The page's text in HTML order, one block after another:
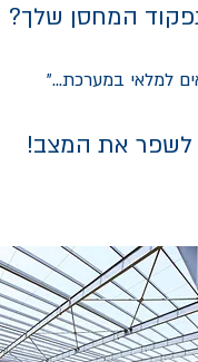
למלאי במערכת..."
המחסן שלך?
לשפר את המצב!